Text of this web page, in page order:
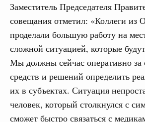
Заместитель Председателя
совещания отметил: «Коллеги
проделали большую работу на
сложной ситуацией, которые
Мы должны сейчас оперативно за
средств и решений определить
их в субъектах. Ситуация
человек, который столкнулся с
сможет быстро связаться с
дал поручения по
«Цифровая индустрия
высших достижений и массовый
и Михаил
физкультурника
инновации. Некоммерческие